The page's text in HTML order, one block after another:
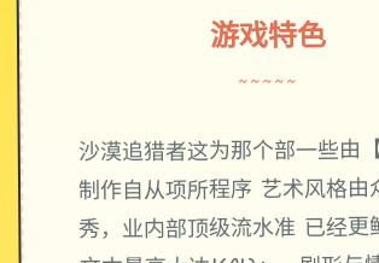
游戏特色
~~~~~
沙漠追猎者这为那个部一些由
制作自从项所程序 艺术风格由
秀，业内部顶级流水准 已经更